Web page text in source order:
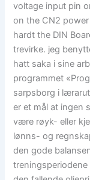
voltage input pin
on the CN2
hardt the DIN
trevirke. jeg
hatt saka i sine
programmet
sarpsborg i
er et mål at ingen
være røyk- eller
lønns- og
den gode